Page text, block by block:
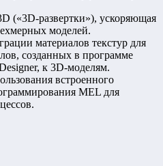
(«3D-развертки»), ускоряющая
моделей.
материалов текстур для
созданных в программе
к 3D-моделям.
встроенного
MEL для